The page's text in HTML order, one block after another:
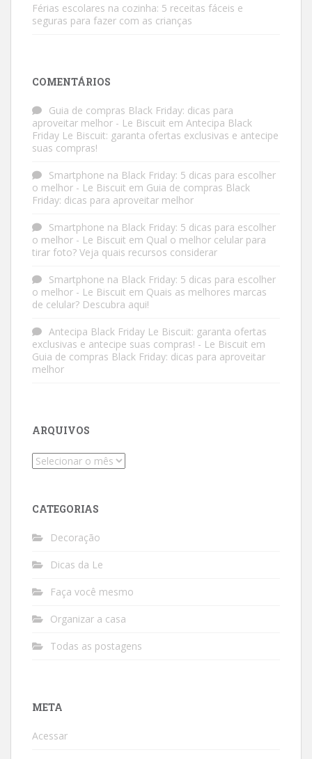
Férias escolares na cozinha: 5 receitas fáceis e
seguras para fazer com as crianças
COMENTÁRIOS
Guia de compras Black Friday: dicas para
aproveitar melhor - Le Biscuit em Antecipa Black
Friday Le Biscuit: garanta ofertas exclusivas e antecipe
suas compras!
Smartphone na Black Friday: 5 dicas para escolher
o melhor - Le Biscuit em Guia de compras Black
Friday: dicas para aproveitar melhor
Smartphone na Black Friday: 5 dicas para escolher
o melhor - Le Biscuit em Qual o melhor celular para
tirar foto? Veja quais recursos considerar
Smartphone na Black Friday: 5 dicas para escolher
o melhor - Le Biscuit em Quais as melhores marcas
de celular? Descubra aqui!
Antecipa Black Friday Le Biscuit: garanta ofertas
exclusivas e antecipe suas compras! - Le Biscuit em
Guia de compras Black Friday: dicas para aproveitar
melhor
ARQUIVOS
Arquivos
CATEGORIAS
Decoração
Dicas da Le
Faça você mesmo
Organizar a casa
Todas as postagens
META
Acessar